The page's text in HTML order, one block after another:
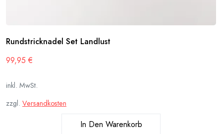
Rundstricknadel Set Landlust
99,95 €
inkl. MwSt.
zzgl. Versandkosten
In Den Warenkorb